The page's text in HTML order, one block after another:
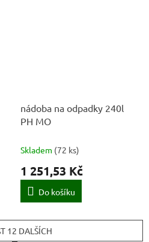
nádoba na odpadky 240l
PH MO
Skladem (72 ks)
1 251,53 Kč
Do košíku
12 DALŠÍCH